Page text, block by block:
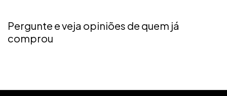
Pergunte e veja opiniões de quem já
comprou